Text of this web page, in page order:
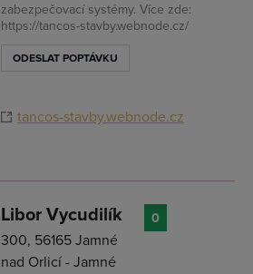
zabezpečovací systémy. Více zde:
https://tancos-stavby.webnode.cz/
ODESLAT POPTÁVKU
tancos-stavby.webnode.cz
Libor Vycudilík
300, 56165 Jamné
nad Orlicí - Jamné
0